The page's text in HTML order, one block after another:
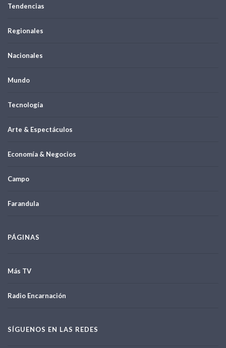
Tendencias
Regionales
Nacionales
Mundo
Tecnología
Arte & Espectáculos
Economía & Negocios
Campo
Farandula
PÁGINAS
Más TV
Radio Encarnación
SÍGUENOS EN LAS REDES